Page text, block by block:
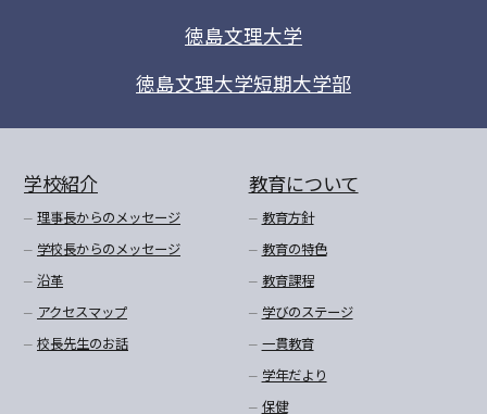
徳島文理大学
徳島文理大学短期大学部
学校紹介
理事長からのメッセージ
学校長からのメッセージ
沿革
アクセスマップ
校長先生のお話
教育について
教育方針
教育の特色
教育課程
学びのステージ
一貫教育
学年だより
保健